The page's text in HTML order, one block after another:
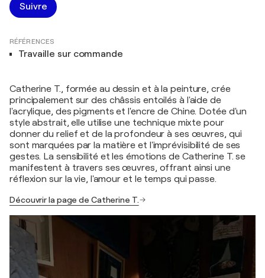
Suivre
RÉFÉRENCES
Travaille sur commande
Catherine T., formée au dessin et à la peinture, crée
principalement sur des châssis entoilés à l'aide de
l'acrylique, des pigments et l'encre de Chine. Dotée d'un
style abstrait, elle utilise une technique mixte pour
donner du relief et de la profondeur à ses œuvres, qui
sont marquées par la matière et l'imprévisibilité de ses
gestes. La sensibilité et les émotions de Catherine T. se
manifestent à travers ses œuvres, offrant ainsi une
réflexion sur la vie, l'amour et le temps qui passe.
Découvrir la page de Catherine T.